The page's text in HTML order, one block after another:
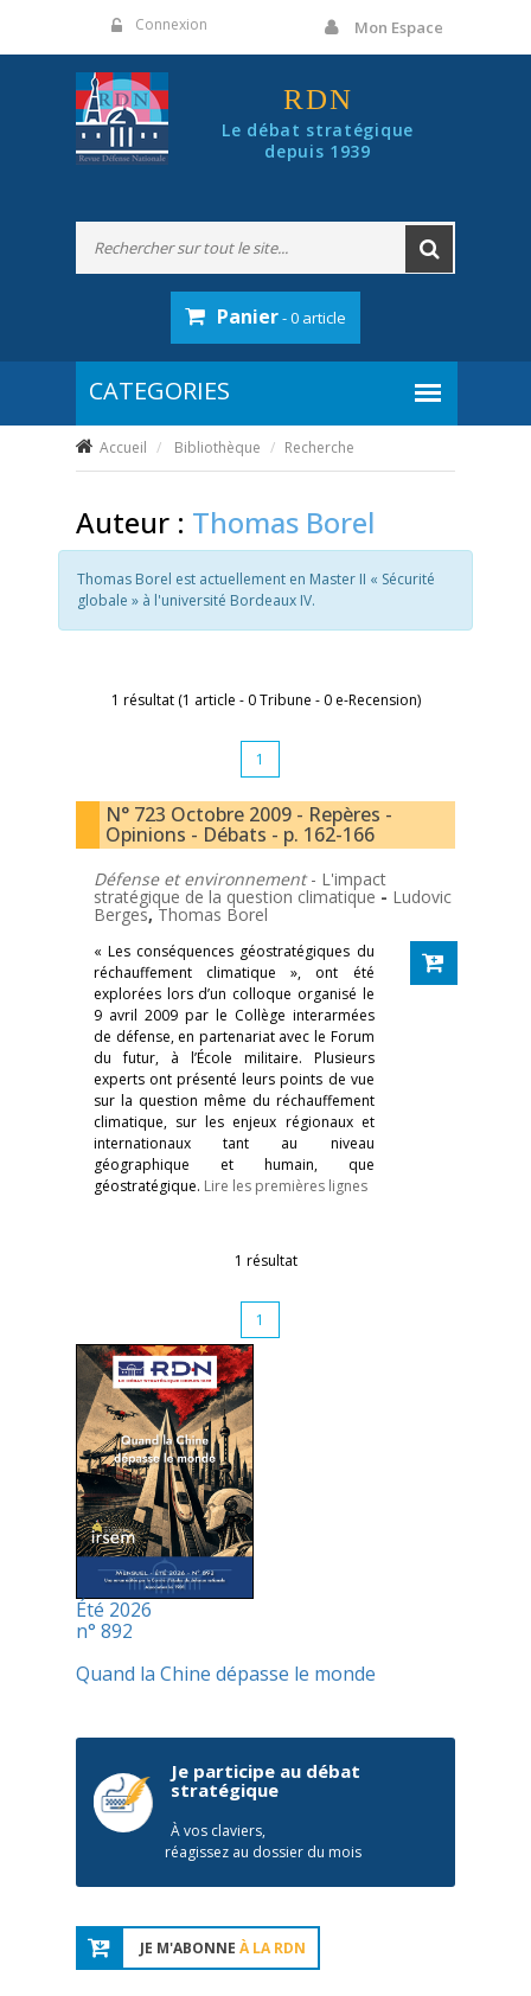
Connexion Mon Espace
RDN
Le débat stratégique
depuis 1939
Panier- 0 article
Accueil Bibliothèque Recherche
Auteur : Thomas Borel
Thomas Borel est actuellement en Master II « Sécurité
globale » à l'université Bordeaux IV.
1 résultat (1 article - 0 Tribune - 0 e-Recension)
1
N° 723 Octobre 2009 - Repères -
Opinions - Débats - p. 162-166
Défense et environnement- L'impact
stratégique de la question climatique - Ludovic
Berges, Thomas Borel
« Les conséquences géostratégiques du
réchauffement climatique », ont été
explorées lors d’un colloque organisé le
9 avril 2009 par le Collège interarmées
de défense, en partenariat avec le Forum
du futur, à l’École militaire. Plusieurs
experts ont présenté leurs points de vue
sur la question même du réchauffement
climatique, sur les enjeux régionaux et
internationaux tant au niveau
géographique et humain, que
géostratégique. Lire les premières lignes
1 résultat
1
Été 2026
n° 892
Quand la Chine dépasse le monde
Je participe au débat
stratégique
À vos claviers,
réagissez au dossier du mois
JE M'ABONNE À LA RDN